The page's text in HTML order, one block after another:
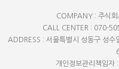
COMPANY : 주식
CALL CENTER : 070-
ADDRESS : 서울특별시 성동구 성
개인정보관리책임